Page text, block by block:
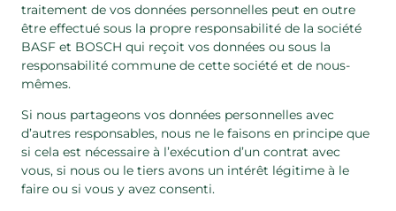
traitement de vos données personnelles peut en outre
être effectué sous la propre responsabilité de la société
BASF et BOSCH qui reçoit vos données ou sous la
responsabilité commune de cette société et de nous-
mêmes.
Si nous partageons vos données personnelles avec
d’autres responsables, nous ne le faisons en principe que
si cela est nécessaire à l’exécution d’un contrat avec
vous, si nous ou le tiers avons un intérêt légitime à le
faire ou si vous y avez consenti.